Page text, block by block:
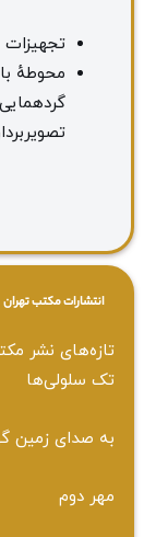
تجهیزات
محوطهٔ
انتشارات مکتب تهران
تازه‌های نشر
تک سلولی‌ها
به صدای زمین
مهر دوم